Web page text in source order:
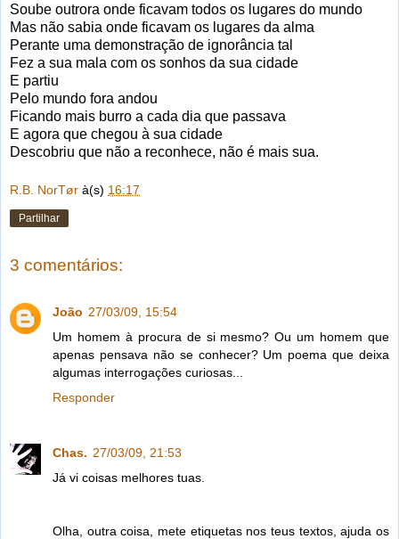
Soube outrora onde ficavam todos os lugares do mundo
Mas não sabia onde ficavam os lugares da alma
Perante uma demonstração de ignorância tal
Fez a sua mala com os sonhos da sua cidade
E partiu
Pelo mundo fora andou
Ficando mais burro a cada dia que passava
E agora que chegou à sua cidade
Descobriu que não a reconhece, não é mais sua.
R.B. NorTør à(s) 16:17
Partilhar
3 comentários:
João 27/03/09, 15:54
Um homem à procura de si mesmo? Ou um homem que
apenas pensava não se conhecer? Um poema que deixa
algumas interrogações curiosas...
Responder
Chas. 27/03/09, 21:53
Já vi coisas melhores tuas.
Olha, outra coisa, mete etiquetas nos teus textos, ajuda os